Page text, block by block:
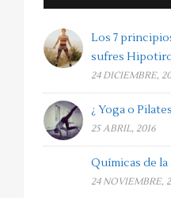
Los 7
sufres
24 DICIEMBRE,
¿ Yoga o
25 ABRIL, 2016
Químicas de
24 NOVIEMBRE,